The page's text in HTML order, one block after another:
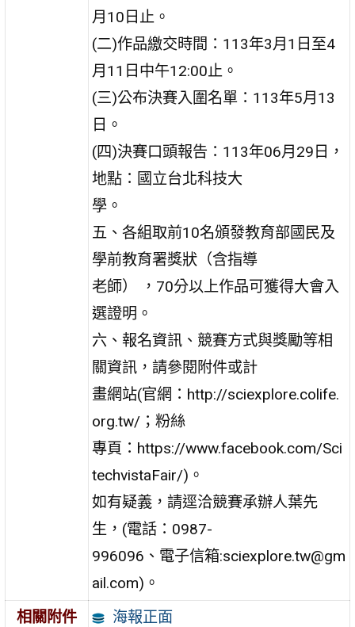
月10日止。
(二)作品繳交時間：113年3月1日至4
月11日中午12:00止。
(三)公布決賽入圍名單：113年5月13
日。
(四)決賽口頭報告：113年06月29日，
地點：國立台北科技大
學。
五、各組取前10名頒發教育部國民及
學前教育署獎狀（含指導
老師） ，70分以上作品可獲得大會入
選證明。
六、報名資訊、競賽方式與獎勵等相
關資訊，請參閱附件或計
畫網站(官網：http://sciexplore.colife.
org.tw/；粉絲
專頁：https://www.facebook.com/Sci
techvistaFair/)。
如有疑義，請逕洽競賽承辦人葉先
生，(電話：0987-
996096、電子信箱:sciexplore.tw@gm
ail.com)。
相關附件
海報正面